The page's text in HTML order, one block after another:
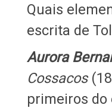
Quais
escrita de
Aurora
Cossacos
primeiros do